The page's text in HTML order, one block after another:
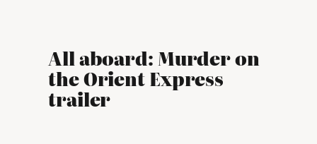
All aboard: Murder on
the Orient Express
trailer